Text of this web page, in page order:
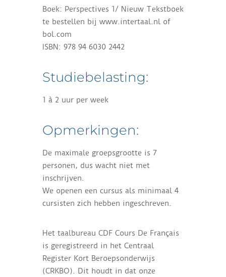
Boek: Perspectives 1/ Nieuw Tekstboek
te bestellen bij www.intertaal.nl of
bol.com
ISBN: 978 94 6030 2442
Studiebelasting:
1 à 2 uur per week
Opmerkingen:
De maximale groepsgrootte is 7
personen, dus wacht niet met
inschrijven.
We openen een cursus als minimaal 4
cursisten zich hebben ingeschreven.
Het taalbureau CDF Cours De Français
is geregistreerd in het Centraal
Register Kort Beroepsonderwijs
(CRKBO). Dit houdt in dat onze